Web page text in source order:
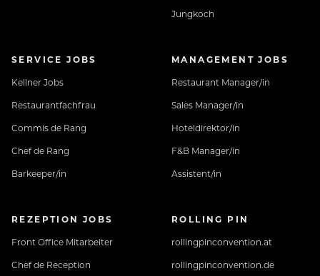
Jungkoch
SERVICE JOBS
Kellner Jobs
Restaurantfachfrau
Commis de Rang
Chef de Rang
Barkeeper/in
MANAGEMENT JOBS
Restaurant Manager/in
Sales Manager/in
Hoteldirektor/in
F&B Manager/in
Assistent/in
REZEPTION JOBS
Front Office Mitarbeiter
Chef de Reception
ROLLING PIN
rollingpinconvention.at
rollingpinconvention.de